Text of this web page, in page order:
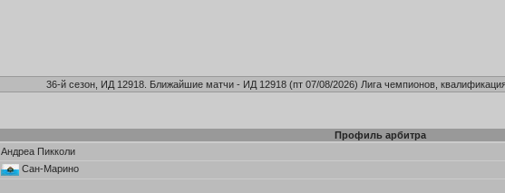
36-й сезон, ИД 12918. Ближайшие матчи - ИД 12918 (пт 07/08/2026) Лига чемпионов,
Профиль арбитра
Андреа Пикколи
Сан-Марино